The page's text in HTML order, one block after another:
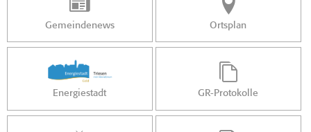
Gemeindenews Ortsplan
Energiestadt GR-Protokolle